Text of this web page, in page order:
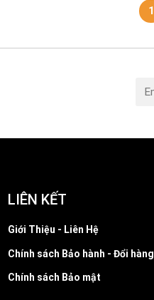
1
LIÊN KẾT
Giới Thiệu - Liên Hệ
Chính sách Bảo hành - Đổi hàng
Chính sách Bảo mật